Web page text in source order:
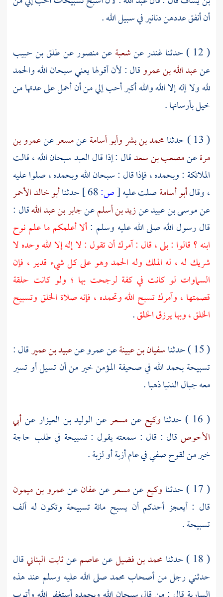
أن أنفق عددهن دنانير في سبيل الله .
( 12 ) حدثنا
غندرعنشعبةعنمنصورعنطلق بن حبيب
عنعبد الله بن عمروقال : لأن أقولها يعني سبحان الله والحمد
لله ولا إله إلا الله والله أكبر أحب إلي من أن أحمل على عدتها من
خيل بأرسانها .
( 13 ) حدثنا
محمد بن بشروأبو أسامةعنمسعرعنعمرو بن
مرةعنمصعب بن سعدقال : إذا قال العبد سبحان الله ، قالت
الملائكة : وبحمده ، فإذا قال : سبحان الله وبحمده ، صلوا عليه
، وقالأبو أسامةصلت عليه[ص: حدثناأبو خالد الأحمر
عنموسى بن عبيدعنزيد بن أسلمعنجابر بن عبد اللهقال :
قال رسول الله صلى الله عليه وسلم :ألا أعلمكم ما علمنوح
ابنه ؟ قالوا : بلى ، قال : آمرك أن تقول : لا إله إلا الله وحده لا
شريك له ، له الملك وله الحمد وهو على كل شيء قدير ، فإن
السماوات لو كانت في كفة لرجحت بها ؛ ولو كانت حلقة
قصمتها ، وآمرك تسبح الله وتحمده ، فإنه صلاة الخلق وتسبيح
الخلق ، وبها يرزق الخلق.
( 15 ) حدثنا
سفيان بن عيينةعنعمروعنعبيد بن عميرقال :
تسبيحة بحمد الله في صحيفة المؤمن خير من أن تسيل أو تسير
معه جبال الدنيا ذهبا .
( 16 ) حدثنا
وكيععنمسعرعن الوليد بن العيزارعنأبي
الأحوص قال : قال : سمعته يقول : تسبيحة في طلب حاجة
خير من لقوح صفي في عام أزبة أو لزبة .
( 17 ) حدثنا
وكيععنمسعرعنعفانعنعمرو بن ميمون
قال : أيعجز أحدكم أن يسبح مائة تسبيحة وتكون له ألف
تسبيحة .
( 18 ) حدثنا
محمد بن فضيلعنعاصمعنثابت البنانيقال
حدثني رجل من أصحاب محمدصلى الله عليه وسلم عند هذه